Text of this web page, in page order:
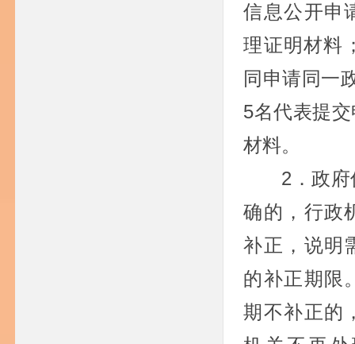
信息公开申
理证明材料
同申请同一
5名代表提
材料。
2．政
确的，行政
补正，说明
的补正期限
期不补正的